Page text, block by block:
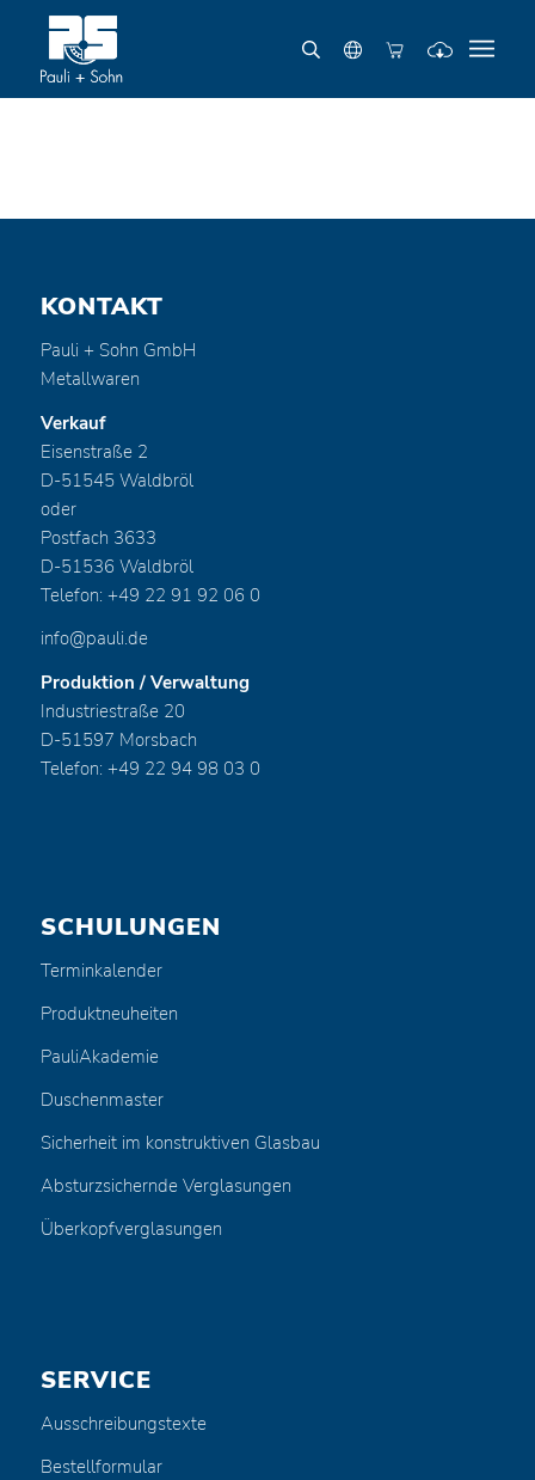
KONTAKT
Pauli + Sohn GmbH
Metallwaren
Verkauf
Eisenstraße 2
D-51545 Waldbröl
oder
Postfach 3633
D-51536 Waldbröl
Telefon: +49 22 91 92 06 0
info@pauli.de
Produktion / Verwaltung
Industriestraße 20
D-51597 Morsbach
Telefon: +49 22 94 98 03 0
SCHULUNGEN
Terminkalender
Produktneuheiten
PauliAkademie
Duschenmaster
Sicherheit im konstruktiven Glasbau
Absturzsichernde Verglasungen
Überkopfverglasungen
SERVICE
Ausschreibungstexte
Bestellformular